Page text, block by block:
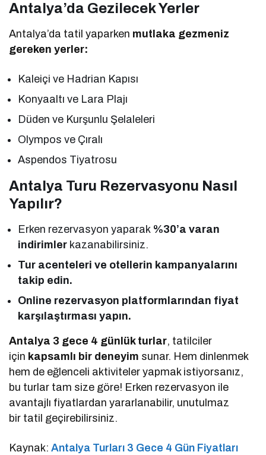
Antalya’da Gezilecek Yerler
Antalya’da tatil yaparken mutlaka gezmeniz
gereken yerler:
Kaleiçi ve Hadrian Kapısı
Konyaaltı ve Lara Plajı
Düden ve Kurşunlu Şelaleleri
Olympos ve Çıralı
Aspendos Tiyatrosu
Antalya Turu Rezervasyonu Nasıl
Yapılır?
Erken rezervasyon yaparak %30’a varan
indirimler kazanabilirsiniz.
Tur acenteleri ve otellerin kampanyalarını
takip edin.
Online rezervasyon platformlarından fiyat
karşılaştırması yapın.
Antalya 3 gece 4 günlük turlar, tatilciler
için kapsamlı bir deneyim sunar. Hem dinlenmek
hem de eğlenceli aktiviteler yapmak istiyorsanız,
bu turlar tam size göre! Erken rezervasyon ile
avantajlı fiyatlardan yararlanabilir, unutulmaz
bir tatil geçirebilirsiniz.
Kaynak:Antalya Turları 3 Gece 4 Gün Fiyatları